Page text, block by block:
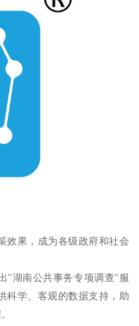
效果，成为各级政府和社会
"湖南公共事务专项调查"服
科学、客观的数据支持，助